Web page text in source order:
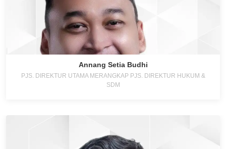
Annang Setia Budhi
PJS. DIREKTUR UTAMA MERANGKAP PJS. DIREKTUR HUKUM &
SDM